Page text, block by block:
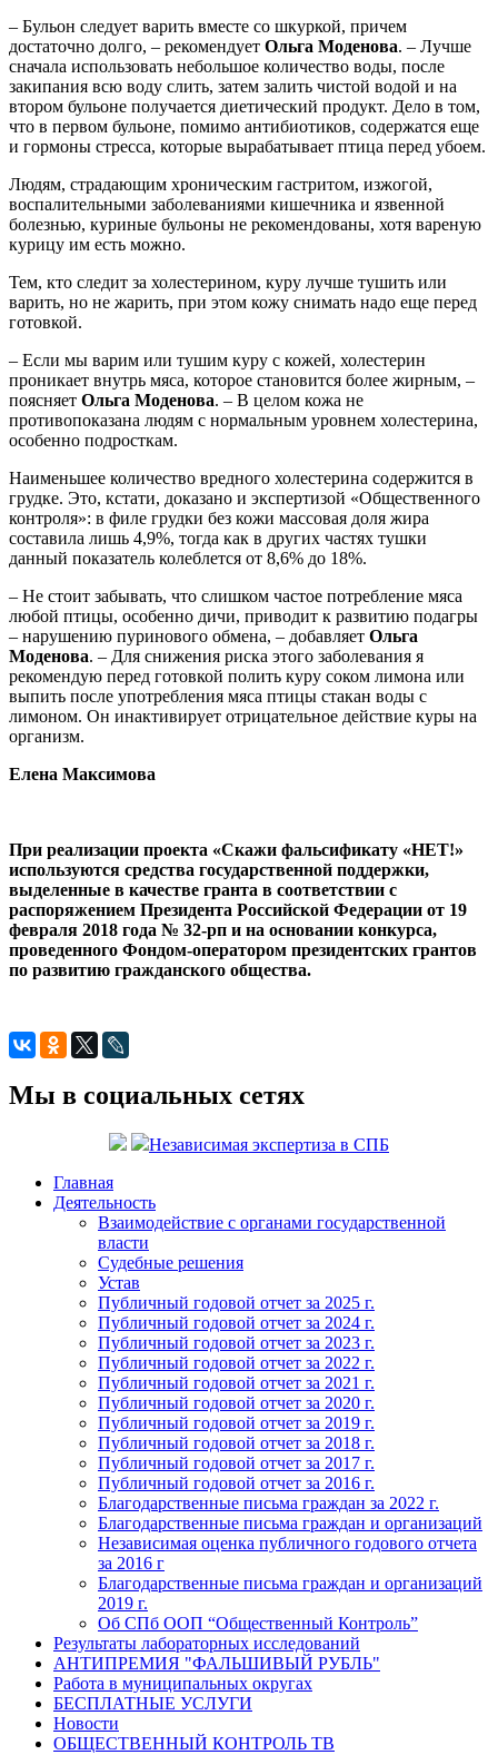
– Бульон следует варить вместе со шкуркой, причем
достаточно долго, – рекомендует Ольга Моденова. – Лучше
сначала использовать небольшое количество воды, после
закипания всю воду слить, затем залить чистой водой и на
втором бульоне получается диетический продукт. Дело в том,
что в первом бульоне, помимо антибиотиков, содержатся еще
и гормоны стресса, которые вырабатывает птица перед убоем.
Людям, страдающим хроническим гастритом, изжогой,
воспалительными заболеваниями кишечника и язвенной
болезнью, куриные бульоны не рекомендованы, хотя вареную
курицу им есть можно.
Тем, кто следит за холестерином, куру лучше тушить или
варить, но не жарить, при этом кожу снимать надо еще перед
готовкой.
– Если мы варим или тушим куру с кожей, холестерин
проникает внутрь мяса, которое становится более жирным, –
поясняет Ольга Моденова. – В целом кожа не
противопоказана людям с нормальным уровнем холестерина,
особенно подросткам.
Наименьшее количество вредного холестерина содержится в
грудке. Это, кстати, доказано и экспертизой «Общественного
контроля»: в филе грудки без кожи массовая доля жира
составила лишь 4,9%, тогда как в других частях тушки
данный показатель колеблется от 8,6% до 18%.
– Не стоит забывать, что слишком частое потребление мяса
любой птицы, особенно дичи, приводит к развитию подагры
– нарушению пуринового обмена, – добавляет Ольга
Моденова. – Для снижения риска этого заболевания я
рекомендую перед готовкой полить куру соком лимона или
выпить после употребления мяса птицы стакан воды с
лимоном. Он инактивирует отрицательное действие куры на
организм.
Елена Максимова
При реализации проекта «Скажи фальсификату «НЕТ!»
используются средства государственной поддержки,
выделенные в качестве гранта в соответствии с
распоряжением Президента Российской Федерации от 19
февраля 2018 года № 32-рп и на основании конкурса,
проведенного Фондом-оператором президентских грантов
по развитию гражданского общества.
Мы в социальных сетях
Независимая экспертиза в СПБ
Главная
Деятельность
Взаимодействие с органами государственной
власти
Судебные решения
Устав
Публичный годовой отчет за 2025 г.
Публичный годовой отчет за 2024 г.
Публичный годовой отчет за 2023 г.
Публичный годовой отчет за 2022 г.
Публичный годовой отчет за 2021 г.
Публичный годовой отчет за 2020 г.
Публичный годовой отчет за 2019 г.
Публичный годовой отчет за 2018 г.
Публичный годовой отчет за 2017 г.
Публичный годовой отчет за 2016 г.
Благодарственные письма граждан за 2022 г.
Благодарственные письма граждан и организаций
Независимая оценка публичного годового отчета
за 2016 г
Благодарственные письма граждан и организаций
2019 г.
Об СПб ООП “Общественный Контроль”
Результаты лабораторных исследований
АНТИПРЕМИЯ "ФАЛЬШИВЫЙ РУБЛЬ"
Работа в муниципальных округах
БЕСПЛАТНЫЕ УСЛУГИ
Новости
ОБЩЕСТВЕННЫЙ КОНТРОЛЬ ТВ